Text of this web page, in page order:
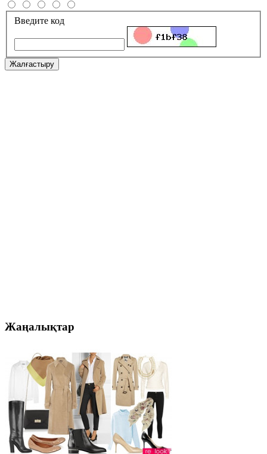
Введите код
Жалғастыру
Жаңалықтар